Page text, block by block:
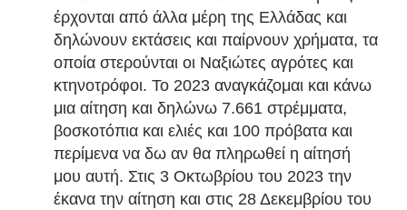
έρχονται από άλλα μέρη της Ελλάδας και
δηλώνουν εκτάσεις και παίρνουν χρήματα, τα
οποία στερούνται οι Ναξιώτες αγρότες και
κτηνοτρόφοι. Το 2023 αναγκάζομαι και κάνω
μια αίτηση και δηλώνω 7.661 στρέμματα,
βοσκοτόπια και ελιές και 100 πρόβατα και
περίμενα να δω αν θα πληρωθεί η αίτησή
μου αυτή. Στις 3 Οκτωβρίου του 2023 την
έκανα την αίτηση και στις 28 Δεκεμβρίου του